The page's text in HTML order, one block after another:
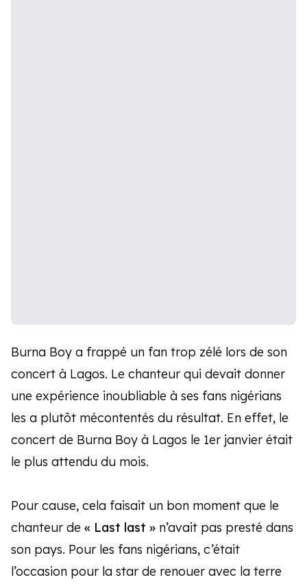
Burna Boy a frappé un fan trop zélé lors de son
concert à Lagos. Le chanteur qui devait donner
une expérience inoubliable à ses fans nigérians
les a plutôt mécontentés du résultat. En effet, le
concert de Burna Boy à Lagos le 1er janvier était
le plus attendu du mois.
Pour cause, cela faisait un bon moment que le
chanteur de « Last last » n’avait pas presté dans
son pays. Pour les fans nigérians, c’était
l’occasion pour la star de renouer avec la terre